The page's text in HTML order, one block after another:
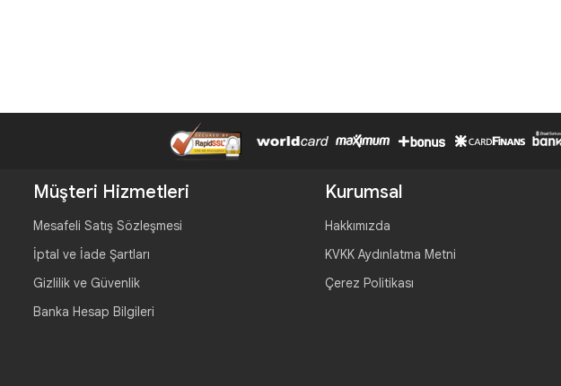
Müşteri Hizmetleri
Mesafeli Satış Sözleşmesi
İptal ve İade Şartları
Gizlilik ve Güvenlik
Banka Hesap Bilgileri
Kurumsal
Hakkımızda
KVKK Aydınlatma Metni
Çerez Politikası